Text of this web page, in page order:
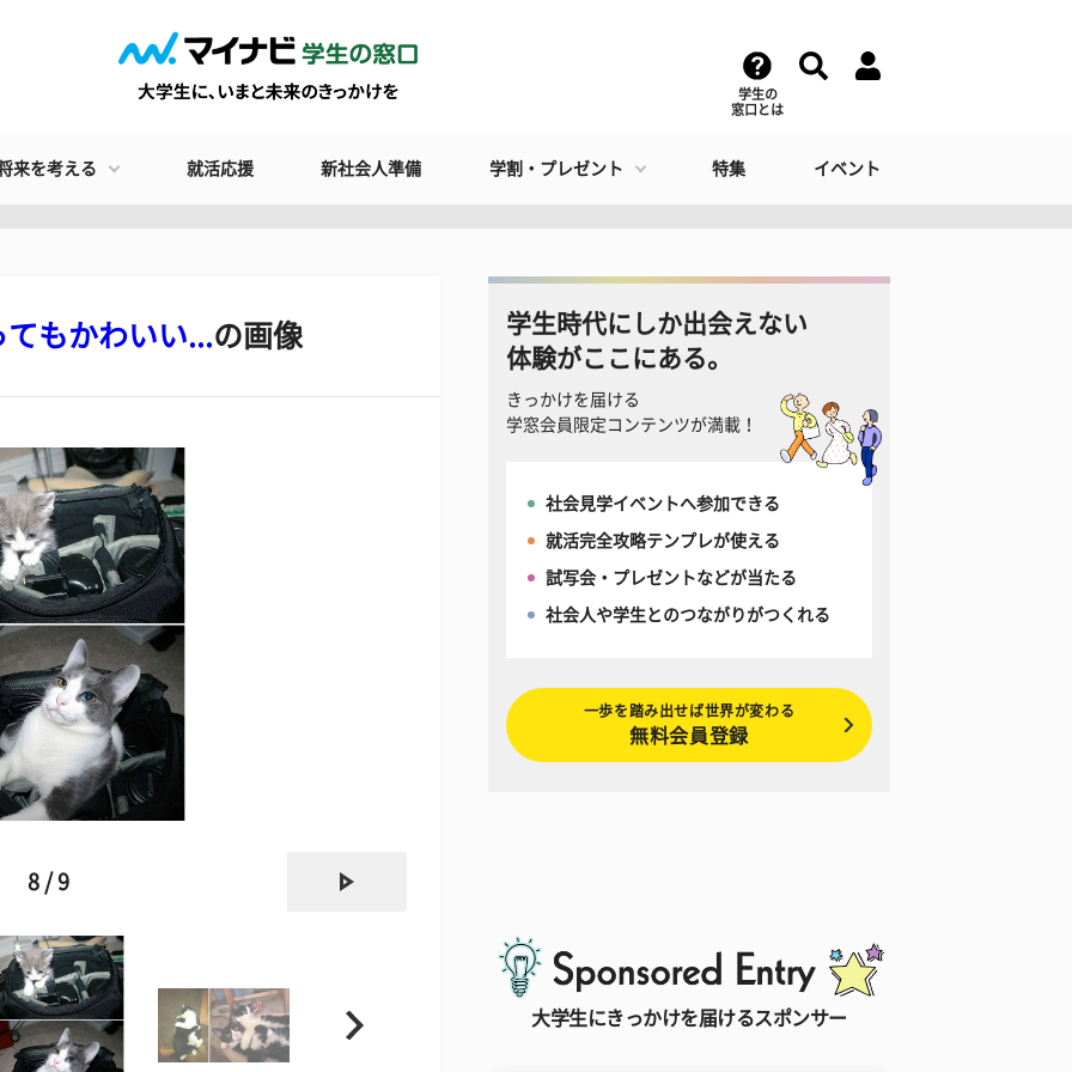
学生の
窓口とは
来を考える 就活応援 新社会人準備 学割・プレゼント 特集 イベント
もかわいい...の画像
8 / 9
学生時代にしか出会えない
体験がここにある。
きっかけを届ける
学窓会員限定コンテンツが満載！
社会見学イベントへ参加できる
就活完全攻略テンプレが使える
試写会・プレゼントなどが当たる
社会人や学生とのつながりがつくれる
一歩を踏み出せば世界が変わる
無料会員登録
大学生にきっかけを届けるスポンサー